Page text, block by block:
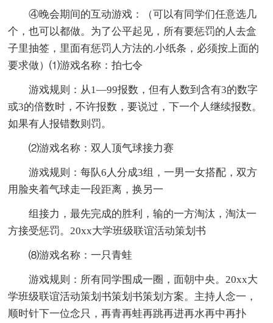
④晚会期间的互动游戏：（可以有同学们任意选几
个，也可以都做。为了公平起见，所有要惩罚的人去盒
子里抽签，里面有惩罚人方法的.小纸条，必须按上面的
要求做）⑴游戏名称：拍七令
游戏规则：从1—99报数，但有人数到含有3的数字
或3的倍数时，不许报数，要说过，下一个人继续报数。
如果有人报错数则罚。
⑵游戏名称：双人顶气球接力赛
游戏规则：每队6人分成3组，一男一女搭配，双方
用脸夹着气球走一段距离，换另一
组接力，最先完成的胜利，输的一方淘汰，淘汰一
方接受惩罚。20xx大学班级联谊活动策划书
⑻游戏名称：一只青蛙
游戏规则：所有同学围成一圈，面朝中央。20xx大
学班级联谊活动策划书策划书策划方案。主持人念一，
顺时针下一位念只，再青再蛙再跳再进再水再中再扑